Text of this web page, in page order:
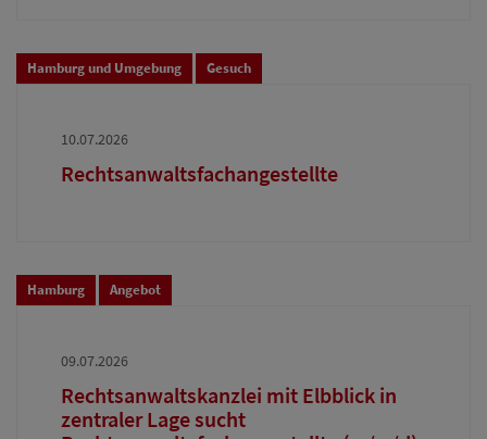
Hamburg und Umgebung Gesuch
10.07.2026
Rechtsanwaltsfachangestellte
Hamburg Angebot
09.07.2026
Rechtsanwaltskanzlei mit Elbblick in
zentraler Lage sucht